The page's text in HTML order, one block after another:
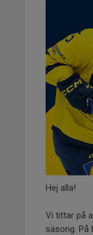
Hej alla!
Vi tittar på
säsong. På